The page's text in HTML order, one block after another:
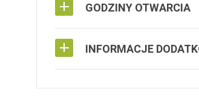
GODZINY OTWARCIA
INFORMACJE